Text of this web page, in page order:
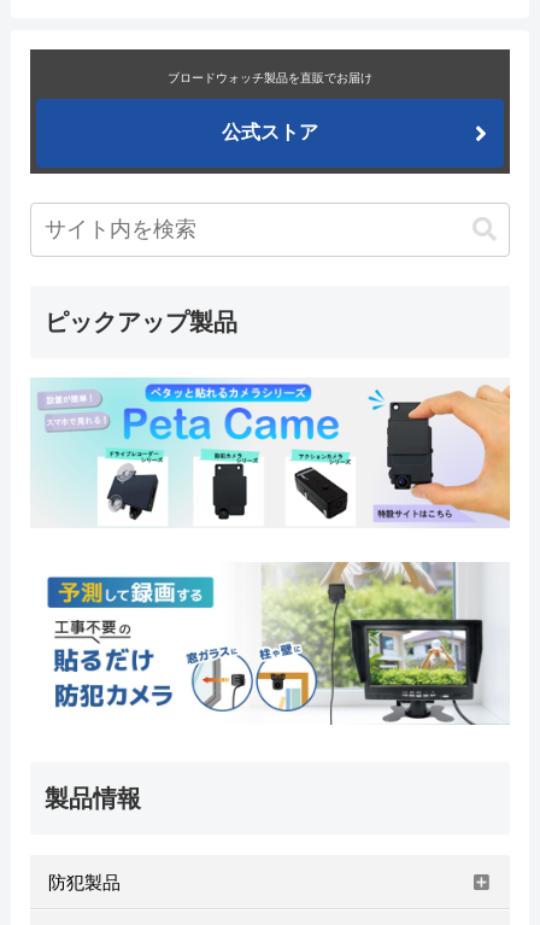
ブロードウォッチ製品を直販でお届け
公式ストア
ピックアップ製品
製品情報
防犯製品